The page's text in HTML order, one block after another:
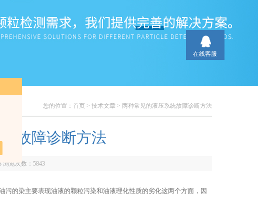
您的位置： 首页 > 技术文章 > 两种常见的液压系统故障诊断方法
故障诊断方法
浏览次数： 5843
的染主要表现油液的颗粒污染和油液理化性质的劣化这两个方面，因
在线客服